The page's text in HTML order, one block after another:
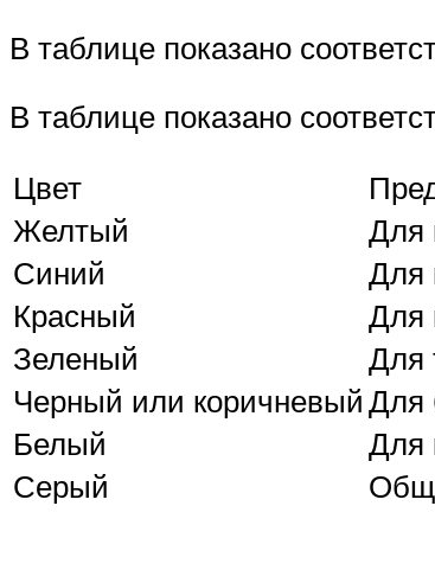
В таблице показано
В таблице показано
Цвет
Желтый
Для
Синий
Для
Красный
Для
Зеленый
Для
Черный или коричневыйДля
Белый
Для
Серый